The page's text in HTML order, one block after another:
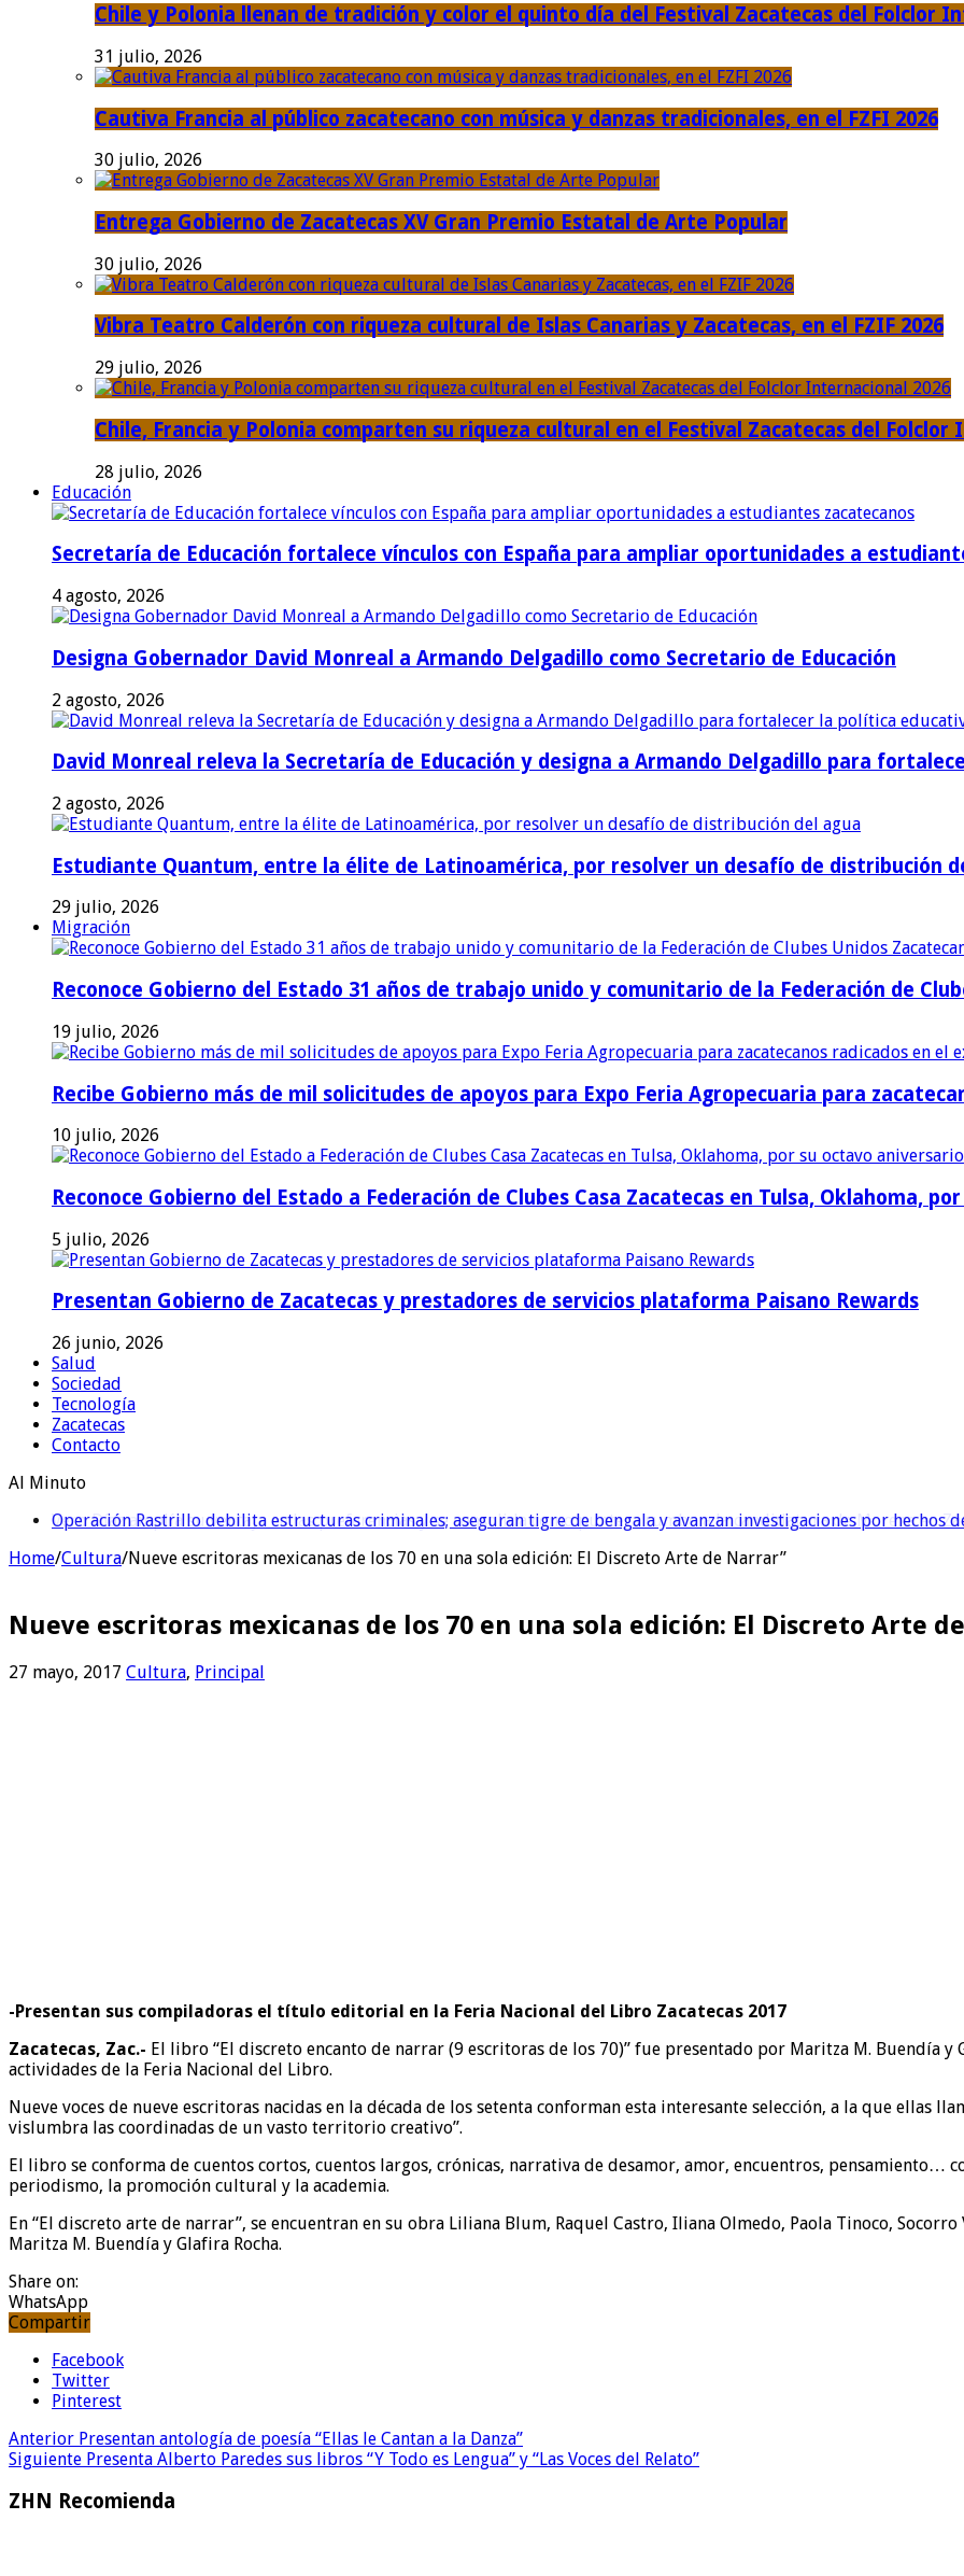
Chile y Polonia llenan de tradición y color el quinto día del Festival Zacatecas del Folclor
31 julio, 2026
Cautiva Francia al público zacatecano con música y danzas tradicionales, en el FZFI 2026
30 julio, 2026
Entrega Gobierno de Zacatecas XV Gran Premio Estatal de Arte Popular
30 julio, 2026
Vibra Teatro Calderón con riqueza cultural de Islas Canarias y Zacatecas, en el FZIF 2026
29 julio, 2026
Chile, Francia y Polonia comparten su riqueza cultural en el Festival Zacatecas del Folclor
28 julio, 2026
Educación
Secretaría de Educación fortalece vínculos con España para ampliar oportunidades a
4 agosto, 2026
Designa Gobernador David Monreal a Armando Delgadillo como Secretario de Educación
2 agosto, 2026
David Monreal releva la Secretaría de Educación y designa a Armando Delgadillo para
2 agosto, 2026
Estudiante Quantum, entre la élite de Latinoamérica, por resolver un desafío de distribución
29 julio, 2026
Migración
Reconoce Gobierno del Estado 31 años de trabajo unido y comunitario de la Federación de
19 julio, 2026
Recibe Gobierno más de mil solicitudes de apoyos para Expo Feria Agropecuaria para
10 julio, 2026
Reconoce Gobierno del Estado a Federación de Clubes Casa Zacatecas en Tulsa, Oklahoma,
5 julio, 2026
Presentan Gobierno de Zacatecas y prestadores de servicios plataforma Paisano Rewards
26 junio, 2026
Salud
Sociedad
Tecnología
Zacatecas
Contacto
Al Minuto
Operación Rastrillo debilita estructuras criminales; aseguran tigre de bengala y avanzan investigaciones por hechos
Home/Cultura/Nueve escritoras mexicanas de los 70 en una sola edición: El Discreto Arte de Narrar”
Nueve escritoras mexicanas de los 70 en una sola edición: El Discreto Arte
27 mayo, 2017 Cultura, Principal
-Presentan sus compiladoras el título editorial en la Feria Nacional del Libro Zacatecas 2017
Zacatecas, Zac.- El libro “El discreto encanto de narrar (9 escritoras de los 70)” fue presentado por Maritza M. Buendía y
actividades de la Feria Nacional del Libro.
Nueve voces de nueve escritoras nacidas en la década de los setenta conforman esta interesante selección, a la que ellas
vislumbra las coordinadas de un vasto territorio creativo”.
El libro se conforma de cuentos cortos, cuentos largos, crónicas, narrativa de desamor, amor, encuentros, pensamiento…
periodismo, la promoción cultural y la academia.
En “El discreto arte de narrar”, se encuentran en su obra Liliana Blum, Raquel Castro, Iliana Olmedo, Paola Tinoco,
Maritza M. Buendía y Glafira Rocha.
Share on:
WhatsApp
Compartir
Facebook
Twitter
Pinterest
Anterior Presentan antología de poesía “Ellas le Cantan a la Danza”
Siguiente Presenta Alberto Paredes sus libros “Y Todo es Lengua” y “Las Voces del Relato”
ZHN Recomienda